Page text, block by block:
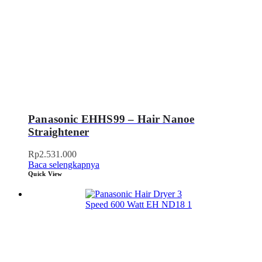
Panasonic EHHS99 – Hair Nanoe
Straightener
Rp2.531.000
Baca selengkapnya
Quick View